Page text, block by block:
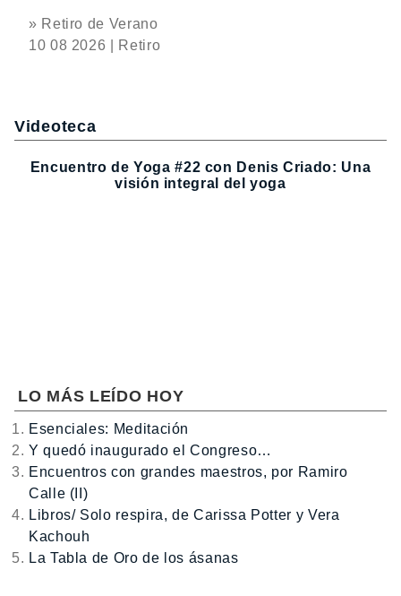
» Retiro de Verano
10 08 2026 | Retiro
Videoteca
Encuentro de Yoga #22 con Denis Criado: Una
visión integral del yoga
LO MÁS LEÍDO HOY
Esenciales: Meditación
Y quedó inaugurado el Congreso…
Encuentros con grandes maestros, por Ramiro
Calle (II)
Libros/ Solo respira, de Carissa Potter y Vera
Kachouh
La Tabla de Oro de los ásanas